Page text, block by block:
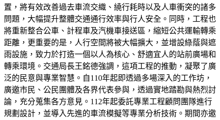
置，將有效改善過去車流交織、繞行耗時以及人車衝突的諸多
問題，大幅提升整體交通通行效率與行人安全。同時，工程也
將重新整合公車、計程車及汽機車接送區，縮短公共運輸轉乘
距離，更重要的是，人行空間將被大幅擴大，並增設綠蔭與遮
雨設施，致力於打造一個以人為核心、舒適宜人的站前廣場和
轉乘環境。交通局長王銘德強調，這項工程的推動，凝聚了廣
泛的民意與專業智慧。自110年起即透過多場深入的工作坊，
廣邀市民、公民團體及各界代表參與，透過實地踏勘與熱烈討
論，充分蒐集各方意見。112年起委託專業工程顧問團隊進行
規劃設計，並導入先進的車流模擬等專業分析技術。期間亦邀